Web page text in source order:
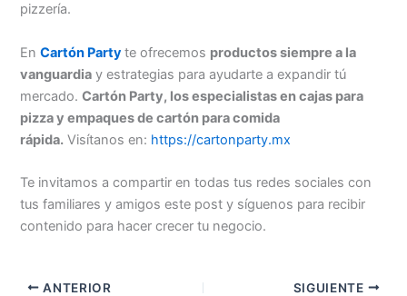
pizzería.
EnCartón Partyte ofrecemos productos siempre a la
vanguardia y estrategias para ayudarte a expandir tú
mercado.Cartón Party, los especialistas en cajas para
pizza y empaques de cartón para comida
rápida. Visítanos en: https://cartonparty.mx
Te invitamos a compartir en todas tus redes sociales con
tus familiares y amigos este post y síguenos para recibir
contenido para hacer crecer tu negocio.
ANTERIOR SIGUIENTE